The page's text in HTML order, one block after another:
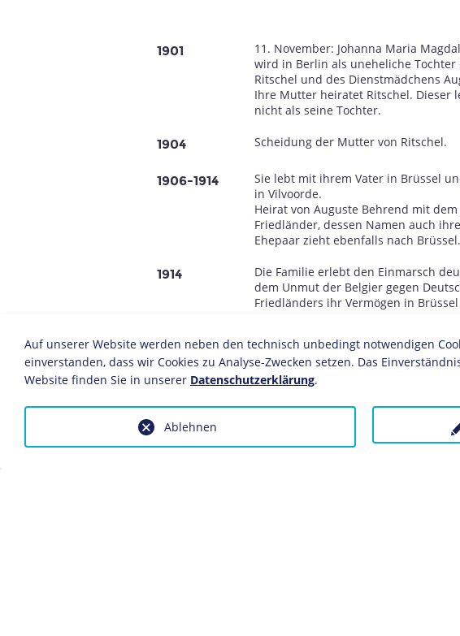
1901
11. November: Johanna Maria
wird in Berlin als uneheliche Tochter
Ritschel und des Dienstmädchens
Ihre Mutter heiratet Ritschel. Dieser
nicht als seine Tochter.
1904 Scheidung der Mutter von Ritschel.
1906-1914
Sie lebt mit ihrem Vater in Brüssel
in Vilvoorde.
Heirat von Auguste Behrend mit
Friedländer, dessen Namen auch
Ehepaar zieht ebenfalls nach Brüssel.
1914
Die Familie erlebt den Einmarsch
dem Unmut der Belgier gegen
Friedländers ihr Vermögen in
1919-1920 Besuch des Mädchenpensionats
1920
älteren Großindustriellen Günther
Zeitpunkt als einer der reichsten
15. Juli: Sie wird auf Ritschels
Auf unserer Website werden neben den technisch unbedingt notwendigen
einverstanden, dass wir Cookies zu Analyse-Zwecken setzen. Das
Website finden Sie in unserer Datenschutzerklärung.
Ablehnen